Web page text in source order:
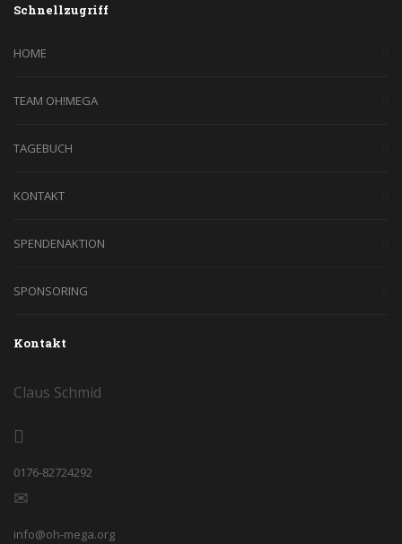
Schnellzugriff
HOME
TEAM OH!MEGA
TAGEBUCH
KONTAKT
SPENDENAKTION
SPONSORING
Kontakt
Claus Schmid
0176-82724292
info@oh-mega.org